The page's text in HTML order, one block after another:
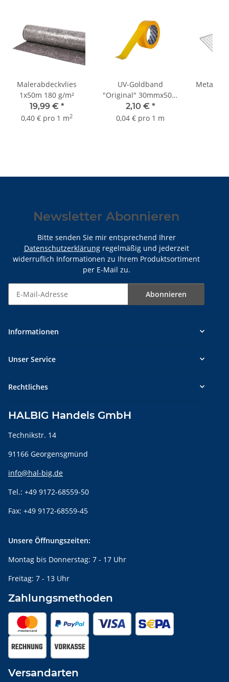
Malerabdeckvlies
1x50m 180 g/m²
19,99 € *
0,40 € pro 1 m2
UV-Goldband
"Original" 30mmx50m
bis 3 Monate Sorte
K055
2,10 € *
0,04 € pro 1 m
Newsletter Abonnieren
Bitte senden Sie mir entsprechend Ihrer
Datenschutzerklärungregelmäßig und jederzeit
widerruflich Informationen zu Ihrem Produktsortiment
per E-Mail zu.
Abonnieren
Informationen
Unser Service
Rechtliches
HALBIG Handels GmbH
Technikstr. 14
91166 Georgensgmünd
info@hal-big.de
Tel.: +49 9172-68559-50
Fax: +49 9172-68559-45
Unsere Öffnungszeiten:
Montag bis Donnerstag: 7 - 17 Uhr
Freitag: 7 - 13 Uhr
Zahlungsmethoden
Versandarten